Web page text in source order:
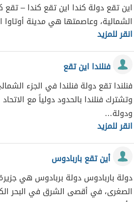
اين تقع دولة كندا اين تقع كندا – تقع
الشمالية، وعاصمتها هي مدينة أوتاوا
انقر للمزيد
فنلندا اين تقع
فنلندا تقع دولة فنلندا في الجزء
وتشترك فنلندا بالحدود دولياً مع
ودولة…
انقر للمزيد
أين تقع باربادوس
دولة باربادوس دولة بربادوس هي
الصغرى، في أقصى الشرق في البحر